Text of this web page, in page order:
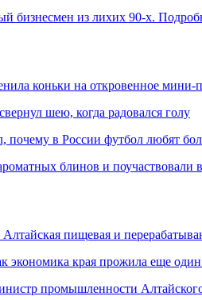
бизнесмен из лихих 90-х.
коньки на откровенное
шею, когда радовался голу
почему в России футбол любят
блинов и поучаствовали
пищевая и
экономика края прожила еще
промышленности